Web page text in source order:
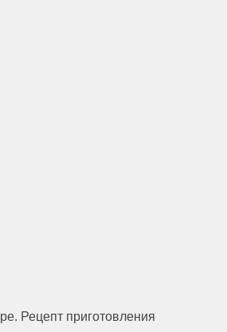
Рецепт приготовления